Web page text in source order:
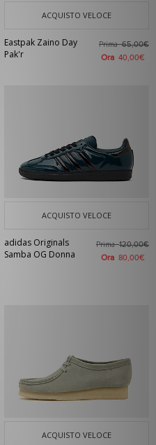
ACQUISTO VELOCE
Eastpak Zaino Day
Pak'r
Prima65,00€
Ora 40,00€
ACQUISTO VELOCE
adidas Originals
Samba OG Donna
Prima120,00€
Ora 80,00€
ACQUISTO VELOCE